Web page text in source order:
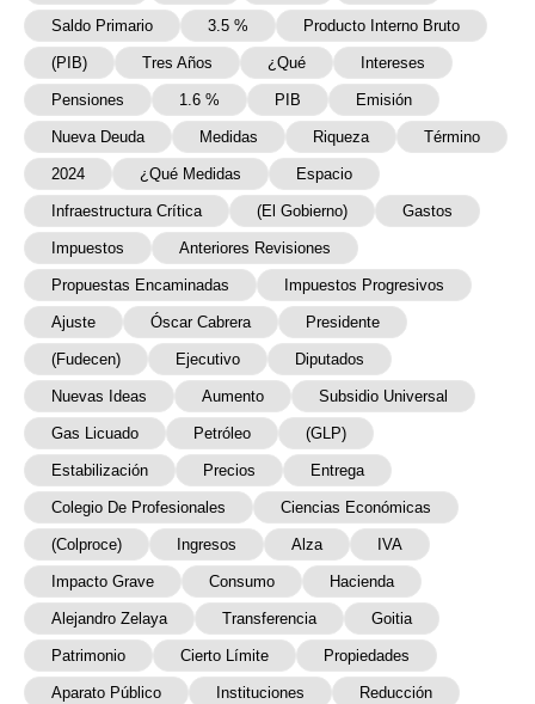
Saldo Primario 3.5 % Producto Interno Bruto
(PIB) Tres Años ¿Qué Intereses
Pensiones 1.6 % PIB Emisión
Nueva Deuda Medidas Riqueza Término
2024 ¿Qué Medidas Espacio
Infraestructura Crítica (el Gobierno) Gastos
Impuestos Anteriores Revisiones
Propuestas Encaminadas Impuestos Progresivos
Ajuste Óscar Cabrera Presidente
(Fudecen) Ejecutivo Diputados
Nuevas Ideas Aumento Subsidio Universal
Gas Licuado Petróleo (GLP)
Estabilización Precios Entrega
Colegio De Profesionales Ciencias Económicas
(Colproce) Ingresos Alza IVA
Impacto Grave Consumo Hacienda
Alejandro Zelaya Transferencia Goitia
Patrimonio Cierto Límite Propiedades
Aparato Público Instituciones Reducción